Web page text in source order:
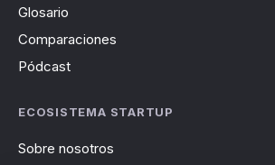
Glosario
Comparaciones
Pódcast
ECOSISTEMA STARTUP
Sobre nosotros